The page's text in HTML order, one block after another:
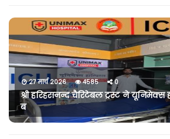
27 मार्च 2026 4585 0
श्री हरिहरानन्द चैरिटेबल ट्रस्ट ने
ब